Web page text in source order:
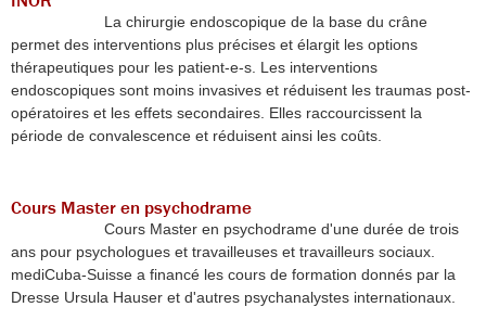
La chirurgie endoscopique de la base du crâne
permet des interventions plus précises et élargit les options
thérapeutiques pour les patient-e-s. Les interventions
endoscopiques sont moins invasives et réduisent les traumas post-
opératoires et les effets secondaires. Elles raccourcissent la
période de convalescence et réduisent ainsi les coûts.
Cours Master en psychodrame
Cours Master en psychodrame d'une durée de trois
ans pour psychologues et travailleuses et travailleurs sociaux.
mediCuba-Suisse a financé les cours de formation donnés par la
Dresse Ursula Hauser et d'autres psychanalystes internationaux.